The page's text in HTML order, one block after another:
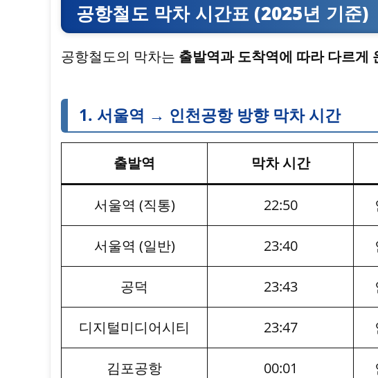
공항철도 막차 시간표 (2025년 기준)
공항철도의 막차는 출발역과 도착역에 따라 다르게
1. 서울역 → 인천공항 방향 막차 시간
출발역 막차 시간
서울역 (직통) 22:50
서울역 (일반) 23:40
공덕 23:43
디지털미디어시티 23:47
김포공항 00:01